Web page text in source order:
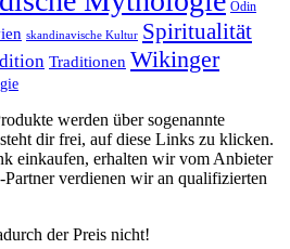
Odin
skandinavische Kultur Spiritualität
Traditionen Wikinger
werden über sogenannte
dir frei, auf diese Links zu klicken.
einkaufen, erhalten wir vom Anbieter
verdienen wir an qualifizierten
der Preis nicht!